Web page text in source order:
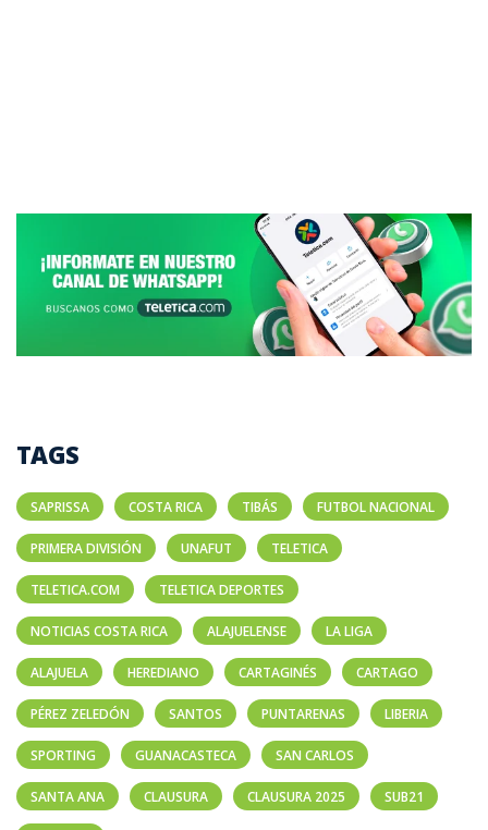
TAGS
SAPRISSA COSTA RICA TIBÁS FUTBOL NACIONAL
PRIMERA DIVISIÓN UNAFUT TELETICA
TELETICA.COM TELETICA DEPORTES
NOTICIAS COSTA RICA ALAJUELENSE LA LIGA
ALAJUELA HEREDIANO CARTAGINÉS CARTAGO
PÉREZ ZELEDÓN SANTOS PUNTARENAS LIBERIA
SPORTING GUANACASTECA SAN CARLOS
SANTA ANA CLAUSURA CLAUSURA 2025 SUB21